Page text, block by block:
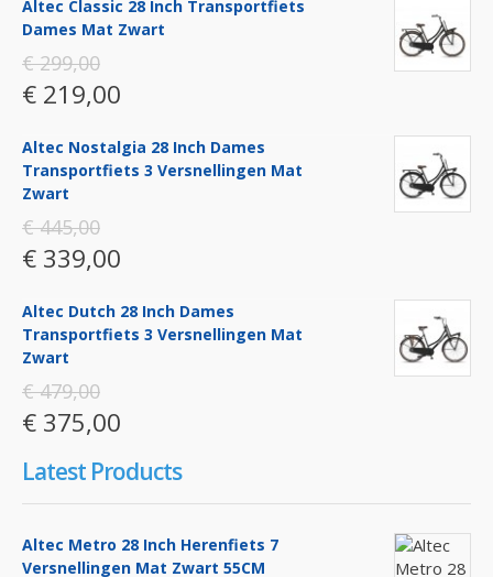
Altec Classic 28 Inch Transportfiets
Dames Mat Zwart
€ 299,00
€ 219,00
Altec Nostalgia 28 Inch Dames
Transportfiets 3 Versnellingen Mat
Zwart
€ 445,00
€ 339,00
Altec Dutch 28 Inch Dames
Transportfiets 3 Versnellingen Mat
Zwart
€ 479,00
€ 375,00
Latest Products
Altec Metro 28 Inch Herenfiets 7
Versnellingen Mat Zwart 55CM